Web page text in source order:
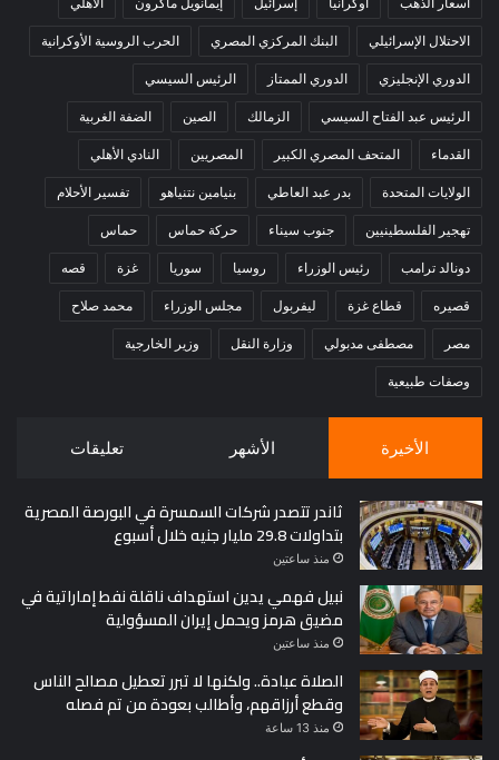
الاحتلال الإسرائيلي البنك المركزي المصري الحرب الروسية الأوكرانية
الدوري الإنجليزي الدوري الممتاز الرئيس السيسي
الرئيس عبد الفتاح السيسي الزمالك الصين الضفة الغربية
القدماء المتحف المصري الكبير المصريين النادي الأهلي
الولايات المتحدة بدر عبد العاطي بنيامين نتنياهو تفسير الأحلام
تهجير الفلسطينيين جنوب سيناء حركة حماس حماس
دونالد ترامب رئيس الوزراء روسيا سوريا غزة قصه
قصيره قطاع غزة ليفربول مجلس الوزراء محمد صلاح
مصر مصطفى مدبولي وزارة النقل وزير الخارجية
وصفات طبيعية
الأخيرة الأشهر تعليقات
ثاندر تتصدر شركات السمسرة في البورصة المصرية
بتداولات 29.8 مليار جنيه خلال أسبوع
منذ ساعتين
نبيل فهمي يدين استهداف ناقلة نفط إماراتية في
مضيق هرمز ويحمل إيران المسؤولية
منذ ساعتين
الصلاة عبادة.. ولكنها لا تبرر تعطيل مصالح الناس
وقطع أرزاقهم، وأطالب بعودة من تم فصله
منذ 13 ساعة